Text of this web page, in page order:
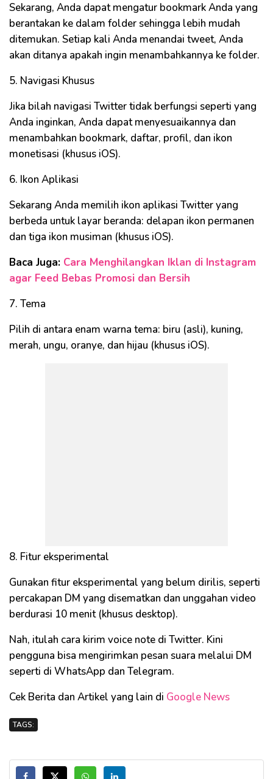
Sekarang, Anda dapat mengatur bookmark Anda yang
berantakan ke dalam folder sehingga lebih mudah
ditemukan. Setiap kali Anda menandai tweet, Anda
akan ditanya apakah ingin menambahkannya ke folder.
5. Navigasi Khusus
Jika bilah navigasi Twitter tidak berfungsi seperti yang
Anda inginkan, Anda dapat menyesuaikannya dan
menambahkan bookmark, daftar, profil, dan ikon
monetisasi (khusus iOS).
6. Ikon Aplikasi
Sekarang Anda memilih ikon aplikasi Twitter yang
berbeda untuk layar beranda: delapan ikon permanen
dan tiga ikon musiman (khusus iOS).
Baca Juga: Cara Menghilangkan Iklan di Instagram
agar Feed Bebas Promosi dan Bersih
7. Tema
Pilih di antara enam warna tema: biru (asli), kuning,
merah, ungu, oranye, dan hijau (khusus iOS).
8. Fitur eksperimental
Gunakan fitur eksperimental yang belum dirilis, seperti
percakapan DM yang disematkan dan unggahan video
berdurasi 10 menit (khusus desktop).
Nah, itulah cara kirim voice note di Twitter. Kini
pengguna bisa mengirimkan pesan suara melalui DM
seperti di WhatsApp dan Telegram.
Cek Berita dan Artikel yang lain di Google News
TAGS: